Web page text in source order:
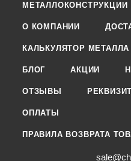
МЕТАЛЛОКОНСТРУКЦИИ
О КОМПАНИИ
КАЛЬКУЛЯТОР МЕТАЛЛА
БЛОГ АКЦИИ
ОТЗЫВЫ
ОПЛАТЫ
ПРАВИЛА ВОЗВРАТА